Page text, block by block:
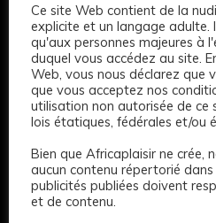
Noemie
150 €
Age: 22 171 CM Long
Ce site Web contient de la
explicite et un langage adulte.
qu'aux personnes majeures à
duquel vous accédez au site.
Web, vous nous déclarez que
que vous acceptez nos
utilisation non autorisée de ce
lois étatiques, fédérales et/ou
Bien que Africaplaisir ne crée,
aucun contenu répertorié
publicités publiées doivent
et de contenu.